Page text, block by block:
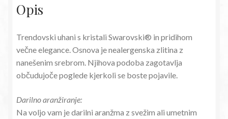
Opis
Trendovski uhani s kristali Swarovski® in pridihom
večne elegance. Osnova je nealergenska zlitina z
nanešenim srebrom. Njihova podoba zagotavlja
občudujoče poglede kjerkoli se boste pojavile.
Darilno aranžiranje:
Na voljo vam je darilni aranžma z svežim ali umetnim